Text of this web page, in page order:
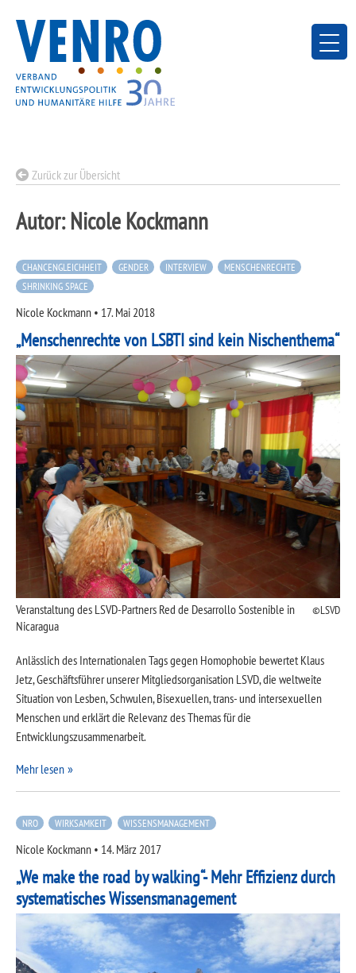
content
Zurück zur Übersicht
Autor:Nicole Kockmann
CHANCENGLEICHHEIT GENDER INTERVIEW
MENSCHENRECHTE
SHRINKING SPACE
Nicole Kockmann • 17. Mai 2018
„Menschenrechte von LSBTI sind kein Nischenthema“
Veranstaltung des LSVD-Partners Red de Desarrollo Sostenible in
Nicaragua
LSVD
Anlässlich des Internationalen Tags gegen Homophobie bewertet Klaus
Jetz, Geschäftsführer unserer Mitgliedsorganisation LSVD, die weltweite
Situation von Lesben, Schwulen, Bisexuellen, trans- und intersexuellen
Menschen und erklärt die Relevanz des Themas für die
Entwicklungszusammenarbeit.
Mehr lesen
NRO WIRKSAMKEIT WISSENSMANAGEMENT
Nicole Kockmann • 14. März 2017
„We make the road by walking“- Mehr Effizienz durch
systematisches Wissensmanagement